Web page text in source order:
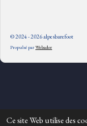
Ce site Web utilise des
© 2024 - 2026 alpesbarefoot
Propulsé parWebador